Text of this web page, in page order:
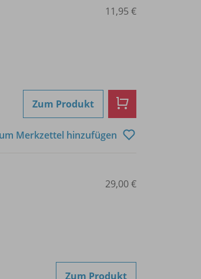
11,95 €
Zum Produkt
Merkzettel hinzufügen
29,00 €
Zum Produkt